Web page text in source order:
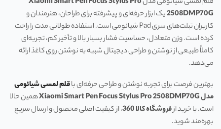
2508DMP70Gیک ابزار حرفه‌ای و پیشرفته برای طراحان، هنرمندان و
کاربران تبلت‌های سری Pad شیائومی است. استفاده طولانی مدت را راحت
کرده است. وزن متعادل، حساسیت فشار بسیار بالا و تأخیر کم، تجربه‌ای
کاملاً طبیعی از نوشتن و طراحی دیجیتال شبیه به نوشتن روی کاغذ ارائه
می‌دهد.
بهترین فرصت برای تجربه نوشتن و طراحی حرفه‌ای باقلم لمسی شیائومی
مدل Xiaomi Smart Pen Focus Stylus Pro 2508DMP70G
همین حالا
است. با خرید ازفروشگاه کالا 360
، از کیفیت اصلی محصول و ارسال سریع
بهره‌مند شوید.